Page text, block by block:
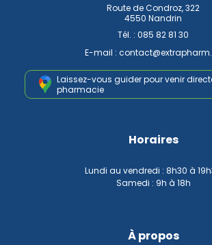
Route de Condroz, 322
4550 Nandrin
Tél. : 085 82 81 30
E-mail : contact@
Laissez-vous guider pour venir
pharmacie
Horaires
Lundi au vendredi : 8h30 à
Samedi : 9h à 18h
À propos